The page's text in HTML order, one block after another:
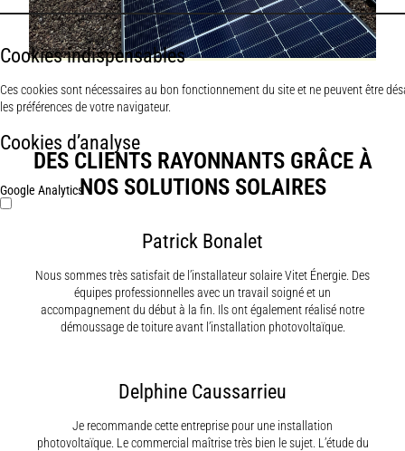
DES CLIENTS RAYONNANTS GRÂCE À
NOS SOLUTIONS SOLAIRES
Patrick Bonalet
Nous sommes très satisfait de l’installateur solaire Vitet Énergie. Des
équipes professionnelles avec un travail soigné et un
accompagnement du début à la fin. Ils ont également réalisé notre
démoussage de toiture avant l’installation photovoltaïque.
Delphine Caussarrieu
Je recommande cette entreprise pour une installation
photovoltaïque. Le commercial maîtrise très bien le sujet. L’étude du
Cookies indispensables
Ces cookies sont nécessaires au bon fonctionnement du site et ne peuvent être
les préférences de votre navigateur.
Cookies d’analyse
Google Analytics